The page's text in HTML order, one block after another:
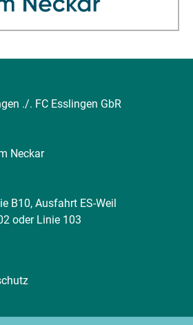
./. FC Esslingen GbR
Neckar
B10, Ausfahrt ES-Weil
oder Linie 103